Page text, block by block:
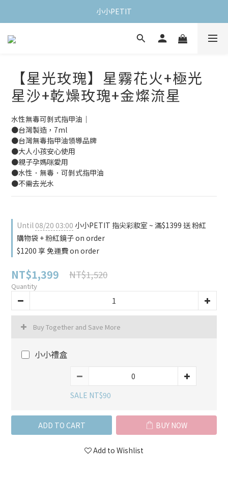
小小PETIT
【星光玫瑰】星霧花火+極光
星沙+乾燥玫瑰+金燦流星
水性無毒可剝式指甲油｜
●台灣製造，7ml
●台灣無毒指甲油領導品牌
●大人小孩安心使用
●親子孕媽咪愛用
●水性．無毒．可剝式指甲油
●不需去光水
Until08/20 03:00 小小PETIT 指尖彩妝室 ~ 滿$1399 送 粉紅
購物袋 + 粉紅鏡子 on order
$1200 享 免運費 on order
NT$1,399 NT$1,520
Quantity
Buy Together and Save More
小小禮盒
SALE NT$90
ADD TO CART BUY NOW
Add to Wishlist